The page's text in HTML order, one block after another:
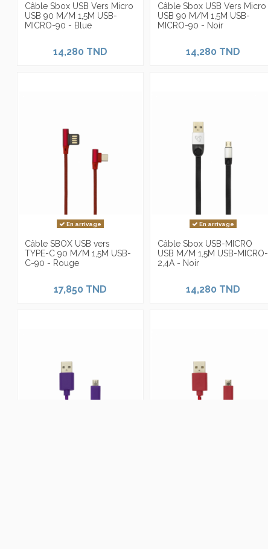
Câble Sbox USB Vers Micro
USB 90 M/M 1,5M USB-
MICRO-90 - Blue
14,280 TND
Câble Sbox USB Vers Micro
USB 90 M/M 1,5M USB-
MICRO-90 - Noir
14,280 TND
En arrivage
Câble SBOX USB vers
TYPE-C 90 M/M 1,5M USB-
C-90 - Rouge
17,850 TND
En arrivage
Câble Sbox USB-MICRO
USB M/M 1,5M USB-MICRO-
2,4A - Noir
14,280 TND